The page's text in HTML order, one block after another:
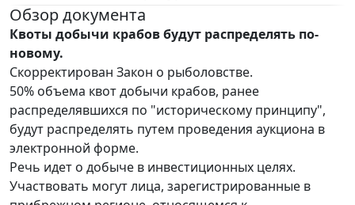
Обзор документа
Квоты добычи крабов будут распределять по-
новому.
Скорректирован Закон о рыболовстве.
50% объема квот добычи крабов, ранее
распределявшихся по "историческому принципу",
будут распределять путем проведения аукциона в
электронной форме.
Речь идет о добыче в инвестиционных целях.
Участвовать могут лица, зарегистрированные в